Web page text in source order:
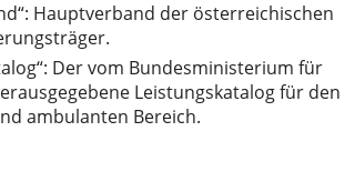
Hauptverband der österreichischen
Der vom Bundesministerium für
Leistungskatalog für den
ambulanten Bereich.